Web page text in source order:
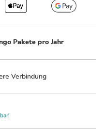
Pakete pro Jahr
Verbindung